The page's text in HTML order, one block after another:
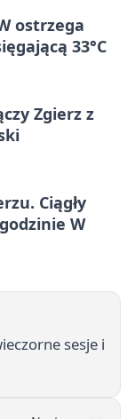
ostrzega
33°C
Zgierz z
Ciągły
W
sesje i